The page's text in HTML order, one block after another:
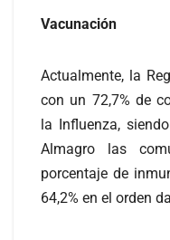
Vacunación
Actualmente, la
con un 72,7% de
la Influenza,
Almagro las
porcentaje de
64,2% en el orden